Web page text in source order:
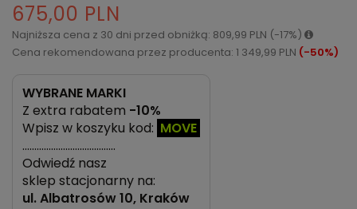
675,00 PLN
Najniższa cena z 30 dni przed obniżką: 809,99 PLN (-17%)
Cena rekomendowana przez producenta: 1 349,99 PLN (-50%)
WYBRANE MARKI
Z extra rabatem -10%
Wpisz w koszyku kod: MOVE
…………………………………
Odwiedź nasz
sklep stacjonarny na:
ul.Albatrosów 10, Kraków